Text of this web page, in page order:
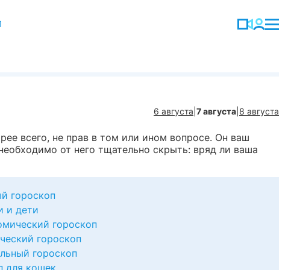
6 августа 7 августа 8 августа
всего, не прав в том или ином вопросе. Он ваш
от него тщательно скрыть: вряд ли ваша
гороскоп
и дети
гороскоп
гороскоп
гороскоп
для кошек